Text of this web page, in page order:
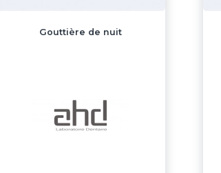
Gouttière de nuit